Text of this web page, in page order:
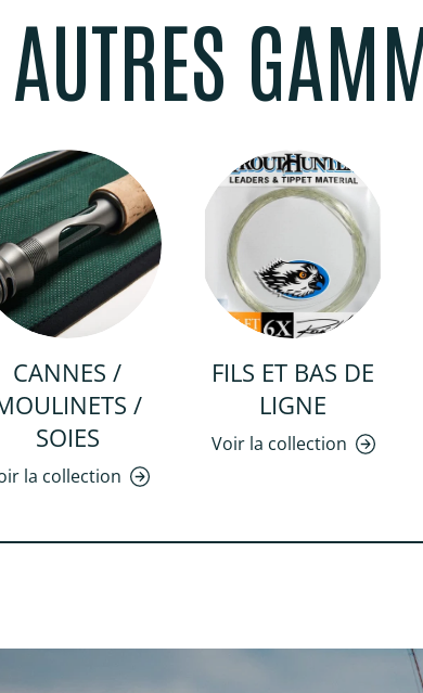
CANNES /
/
SOIES
la collection
FILS ET BAS DE
LIGNE
Voir la collection